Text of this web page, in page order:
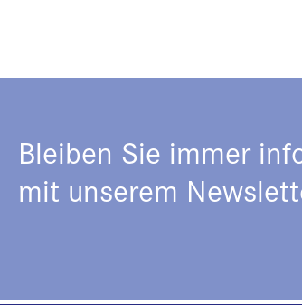
Bleiben Sie immer
mit unserem